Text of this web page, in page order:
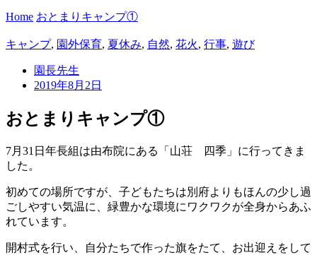
Home おとまりキャンプ①
キャンプ, 園外保育, 夏休み, 自然, 花火, 行事, 遊び
園長先生
2019年8月2日
おとまりキャンプ①
7月31日年長組は由布院にある「山荘 四季」に行ってきま
した。
初めての場所ですが、子どもたちは別府よりもほんの少し過
ごしやすい気温に、緑豊かな環境にワクワクが全身からあふ
れています。
開村式を行い、自分たちで作った旗をたて、お出迎えをして